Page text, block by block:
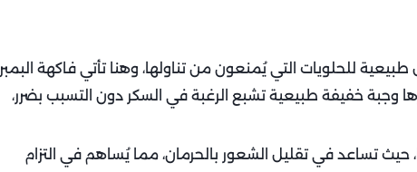
للحلويات التي يُمنعون من تناولها، وهنا تأتي فاكهة البمبر
وجبة خفيفة طبيعية تشبع الرغبة في السكر دون التسبب بضرر،
حيث تساعد في تقليل الشعور بالحرمان، مما يُساهم في التزام